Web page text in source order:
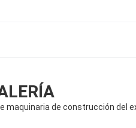
maquinaria de construcción del